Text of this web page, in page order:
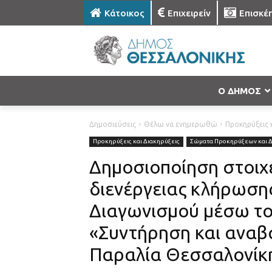
Κάτοικος Επιχειρείν
Ο ΔΗΜΟΣ
Δημοσιεύσεις Θέλω να ενημερωθώ Προκηρύξεις
Προκηρύξεις και Διακηρύξεις Σώματα Προκηρύξεων και
Δημοσιοποίηση
διενέργειας
Διαγωνισμού μέσω
«Συντήρηση και
Παραλία